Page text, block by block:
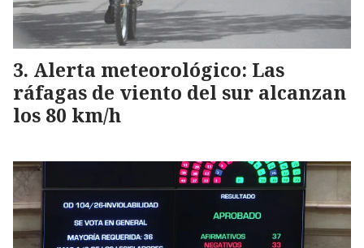
Alerta meteorológico: Las
ráfagas de viento del sur alcanzan
los 80 km/h